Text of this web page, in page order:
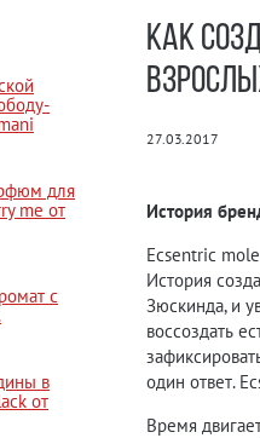
для
me от
с
в
от
КАК
27.03.2017
История
Ecsentric
История
Зюскинда, и
воссоздать
один ответ.
Время